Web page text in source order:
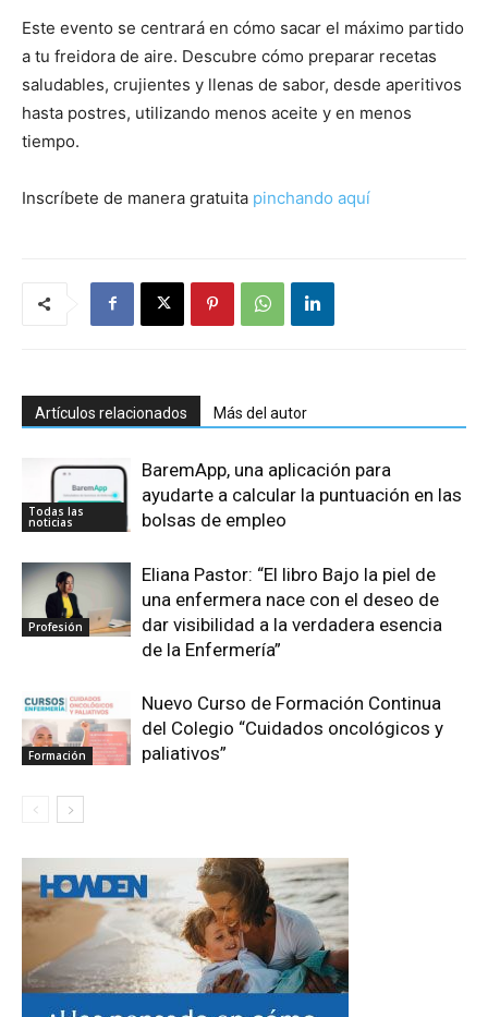
Este evento se centrará en cómo sacar el máximo partido
a tu freidora de aire. Descubre cómo preparar recetas
saludables, crujientes y llenas de sabor, desde aperitivos
hasta postres, utilizando menos aceite y en menos
tiempo.
Inscríbete de manera gratuita pinchando aquí
Artículos relacionados Más del autor
Todas las
noticias
BaremApp, una aplicación para
ayudarte a calcular la puntuación en las
bolsas de empleo
Profesión
Eliana Pastor: “El libro Bajo la piel de
una enfermera nace con el deseo de
dar visibilidad a la verdadera esencia
de la Enfermería”
Formación
Nuevo Curso de Formación Continua
del Colegio “Cuidados oncológicos y
paliativos”